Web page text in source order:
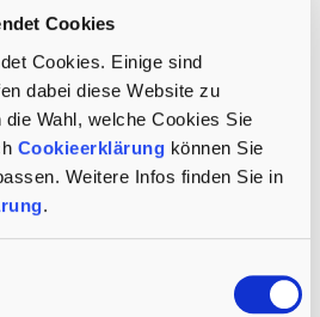
Cookies
Cookies. Einige sind
dabei diese Website zu
Wahl, welche Cookies Sie
Cookieerklärung können Sie
Weitere Infos finden Sie in
.
und ggf. ein Recht auf Berichtigung oder
Sie sich jederzeit unter der im
an uns wenden.
der
der Verarbeitung Ihrer